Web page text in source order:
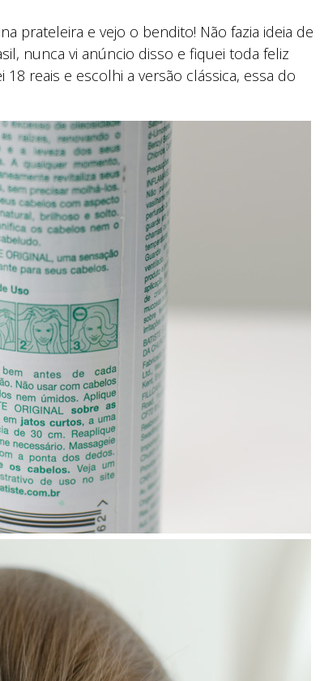
prateleira e vejo o bendito! Não fazia ideia de
nunca vi anúncio disso e fiquei toda feliz
reais e escolhi a versão clássica, essa do